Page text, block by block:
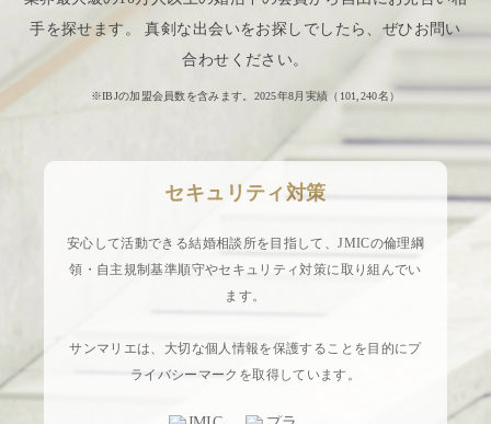
手を探せます。 真剣な出会いをお探しでしたら、ぜひお問い
合わせください。
※IBJの加盟会員数を含みます。2025年8月実績（ 101,240名）
セキュリティ対策
安心して活動できる結婚相談所を目指して、JMICの倫理綱
領・自主規制基準順守やセキュリティ対策に取り組んでい
ます。
サンマリエは、大切な個人情報を保護することを目的にプ
ライバシーマークを取得しています。